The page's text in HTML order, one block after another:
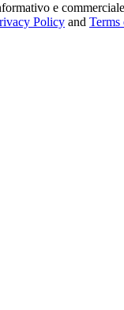
e
Policy and Terms